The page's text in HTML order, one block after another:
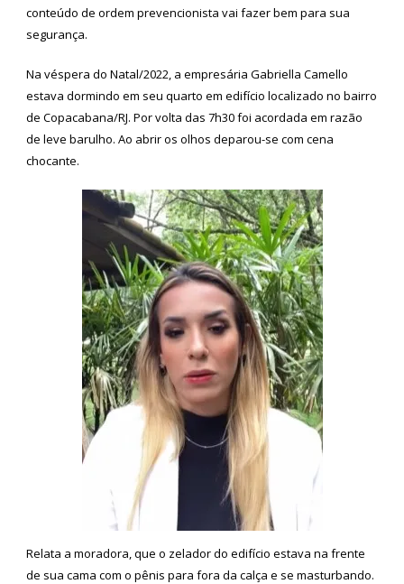
conteúdo de ordem prevencionista vai fazer bem para sua
segurança.
Na véspera do Natal/2022, a empresária Gabriella Camello
estava dormindo em seu quarto em edifício localizado no bairro
de Copacabana/RJ. Por volta das 7h30 foi acordada em razão
de leve barulho. Ao abrir os olhos deparou-se com cena
chocante.
Relata a moradora, que o zelador do edifício estava na frente
de sua cama com o pênis para fora da calça e se masturbando.